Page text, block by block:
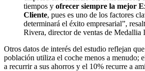
tiempos y ofrecer siempre la mejor
Cliente, pues es uno de los factores
determinará el éxito empresarial”,
Rivera, director de ventas de Medallia
Otros datos de interés del estudio reflejan
población utiliza el coche menos a menudo;
a recurrir a sus ahorros y el 10% recurre a